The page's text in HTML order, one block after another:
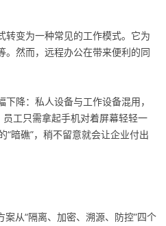
转变为一种常见的工作模式。它为
。然而，远程办公在带来便利的同
降：私人设备与工作设备混用，
工只需拿起手机对着屏幕轻轻一
暗礁”，稍不留意就会让企业付出
从“隔离、加密、溯源、防控”四个